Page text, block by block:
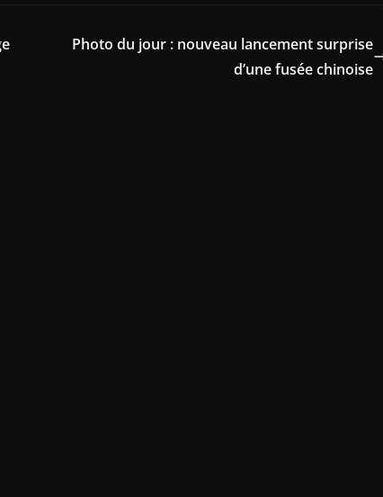
Photo du jour : nouveau lancement surprise
d’une fusée chinoise